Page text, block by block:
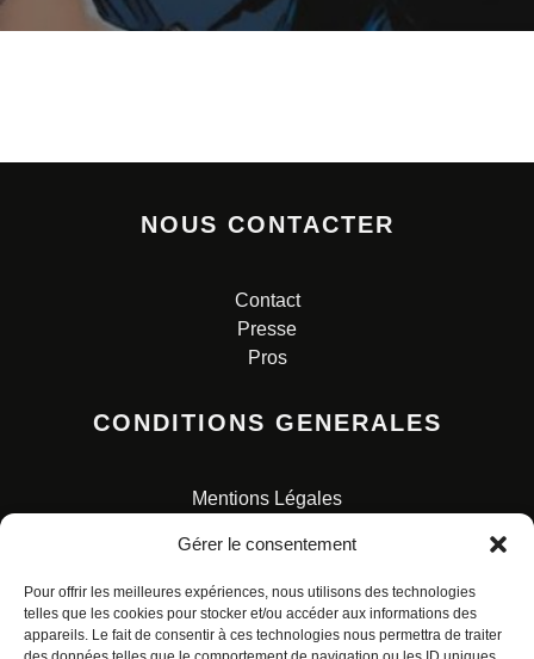
Gérer le consentement
Pour offrir les meilleures expériences, nous utilisons des technologies
telles que les cookies pour stocker et/ou accéder aux informations des
appareils. Le fait de consentir à ces technologies nous permettra de traiter
NOUS CONTACTER
Contact
Presse
Pros
CONDITIONS GENERALES
Mentions Légales
Charte pour la protection des données personnelles